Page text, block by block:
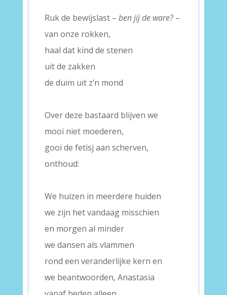
Ruk de bewijslast – ben jij de ware?–
van onze rokken,
haal dat kind de stenen
uit de zakken
de duim uit z’n mond
Over deze bastaard blijven we
mooi niet moederen,
gooi de fetisj aan scherven,
onthoud:
We huizen in meerdere huiden
we zijn het vandaag misschien
en morgen al minder
we dansen als vlammen
rond een veranderlijke kern en
we beantwoorden, Anastasia